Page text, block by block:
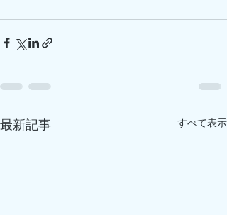
最新記事 すべて表示